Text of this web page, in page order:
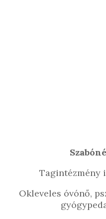
Tagintézmény
Okleveles óvónő,